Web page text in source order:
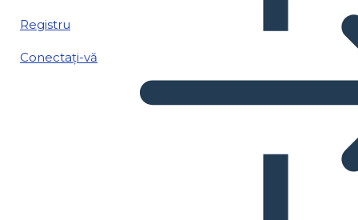
Registru
Conectați-vă